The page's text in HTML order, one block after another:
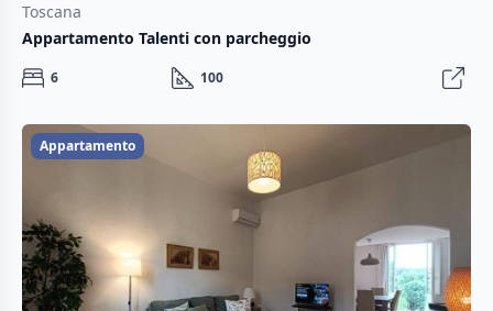
Toscana
Appartamento Talenti con parcheggio
6 100
Appartamento